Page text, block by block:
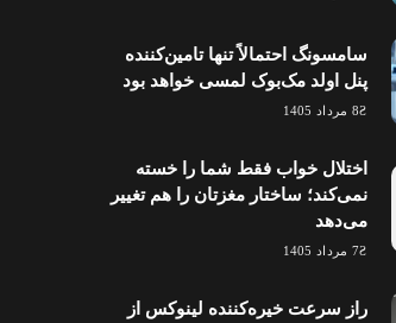
سامسونگ احتمالاً تنها تامین‌کننده
پنل اولد مک‌بوک لمسی خواهد بود
8 مرداد 1405
اختلال خواب فقط شما را خسته
نمی‌کند؛ ساختار مغزتان را هم تغییر
می‌دهد
7 مرداد 1405
راز سرعت خیره‌کننده لینوکس از